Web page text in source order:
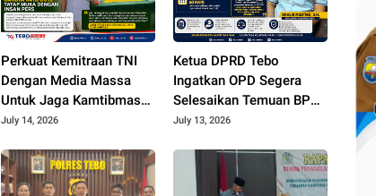
Perkuat Kemitraan TNI
Dengan Media Massa
Untuk Jaga Kamtibmas
Tebo, Dandim 0416/Bute
Insan Pers
July 14, 2026
Ketua DPRD Tebo
Ingatkan OPD Segera
Selesaikan Temuan BPK
Untuk Hindari Resiko
July 13, 2026